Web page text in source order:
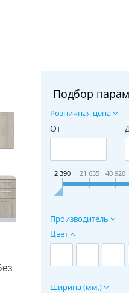
Подбор
Розничная цена
От
2 390 21 655 40 920
Производитель
Цвет
Ширина (мм.)